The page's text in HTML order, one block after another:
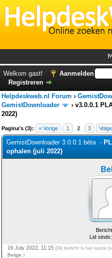
Welkom gast!
Aanmelden
Registreren
Helpdeskweb.nl Forum ›
GemistDownloader
› v3.0.0.1
2022)
Pagina's (3): « Vorige 1 2 3
GemistDownloader 3.0.0.1 bèta -
ophalen (juli 2022)
Lid
16 July 2022, 11:15 (Dit bericht is het laatst
Belgje .)